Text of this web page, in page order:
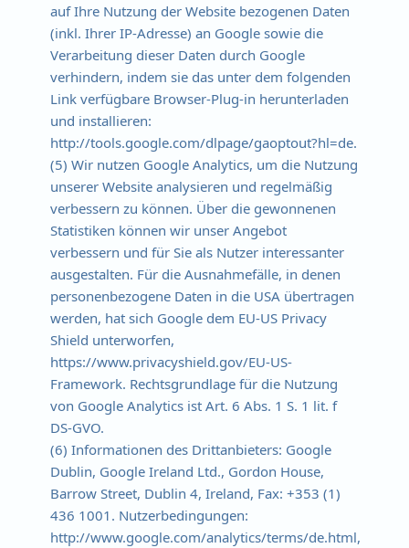
auf Ihre Nutzung der Website bezogenen Daten
(inkl. Ihrer IP-Adresse) an Google sowie die
Verarbeitung dieser Daten durch Google
verhindern, indem sie das unter dem folgenden
Link verfügbare Browser-Plug-in herunterladen
und installieren:
http://tools.google.com/dlpage/gaoptout?hl=de.
(5) Wir nutzen Google Analytics, um die Nutzung
unserer Website analysieren und regelmäßig
verbessern zu können. Über die gewonnenen
Statistiken können wir unser Angebot
verbessern und für Sie als Nutzer interessanter
ausgestalten. Für die Ausnahmefälle, in denen
personenbezogene Daten in die USA übertragen
werden, hat sich Google dem EU-US Privacy
Shield unterworfen,
https://www.privacyshield.gov/EU-US-
Framework. Rechtsgrundlage für die Nutzung
von Google Analytics ist Art. 6 Abs. 1 S. 1 lit. f
DS-GVO.
(6) Informationen des Drittanbieters: Google
Dublin, Google Ireland Ltd., Gordon House,
Barrow Street, Dublin 4, Ireland, Fax: +353 (1)
436 1001. Nutzerbedingungen:
http://www.google.com/analytics/terms/de.html,